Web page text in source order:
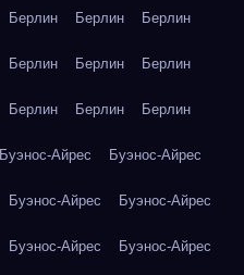
Берлин Берлин Берлин
Берлин Берлин Берлин
Берлин Берлин Берлин
Буэнос-Айрес Буэнос-Айрес
Буэнос-Айрес Буэнос-Айрес
Буэнос-Айрес Буэнос-Айрес